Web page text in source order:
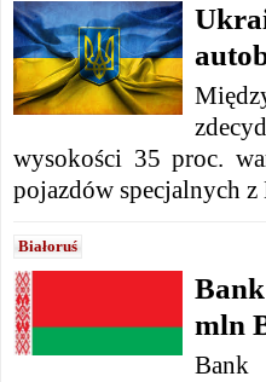
wysokości 35 proc.
pojazdów specjalnych z
Białoruś
mln
Bank